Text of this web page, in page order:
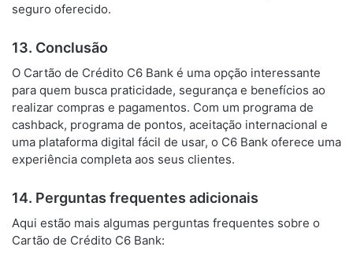
seguro oferecido.
13. Conclusão
O Cartão de Crédito C6 Bank é uma opção interessante
para quem busca praticidade, segurança e benefícios ao
realizar compras e pagamentos. Com um programa de
cashback, programa de pontos, aceitação internacional e
uma plataforma digital fácil de usar, o C6 Bank oferece uma
experiência completa aos seus clientes.
14. Perguntas frequentes adicionais
Aqui estão mais algumas perguntas frequentes sobre o
Cartão de Crédito C6 Bank: